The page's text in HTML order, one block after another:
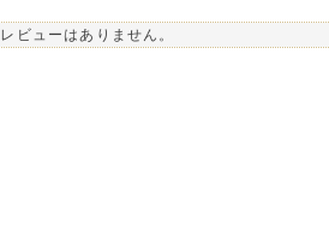
レビューはありません。